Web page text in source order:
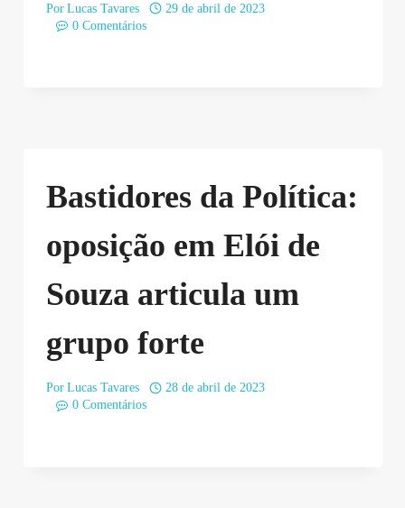
Por Lucas Tavares
29 de abril de 2023
0 Comentários
Bastidores da Política:
oposição em Elói de
Souza articula um
grupo forte
Por Lucas Tavares
28 de abril de 2023
0 Comentários